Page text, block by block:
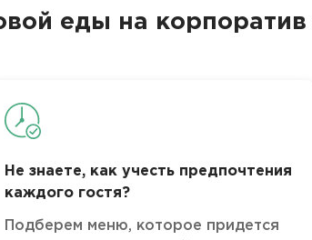
еды на
Не знаете, как учесть предпочтения
каждого гостя?
Подберем меню, которое придется